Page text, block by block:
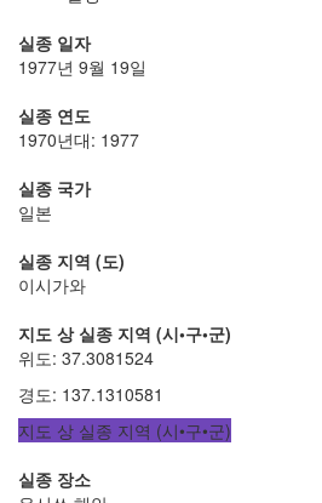
실종 일자
1977년 9월 19일
실종 연도
1970년대: 1977
실종 국가
일본
실종 지역 (도)
이시가와
지도 상 실종 지역 (시•구•군)
위도: 37.3081524
경도: 137.1310581
지도 상 실종 지역 (시•구•군)
실종 장소